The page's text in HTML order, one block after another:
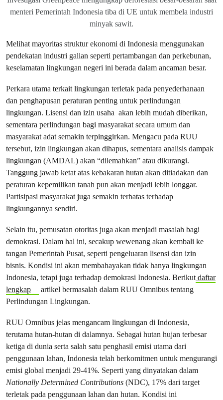
menteri Pemerintah Indonesia tiba di UE untuk membela industri
minyak sawit.
Melihat mayoritas struktur ekonomi di Indonesia menggunakan
pendekatan industri galian seperti pertambangan dan perkebunan,
keselamatan lingkungan negeri ini berada dalam ancaman besar.
Perkara utama terkait lingkungan terletak pada penyederhanaan
dan penghapusan peraturan penting untuk perlindungan
lingkungan. Lisensi dan izin usaha akan lebih mudah diberikan,
sementara perlindungan bagi masyarakat secara umum dan
masyarakat adat semakin terpinggirkan. Mengacu pada RUU
tersebut, izin lingkungan akan dihapus, sementara analisis dampak
lingkungan (AMDAL) akan “dilemahkan” atau dikurangi.
Tanggung jawab ketat atas kebakaran hutan akan ditiadakan dan
peraturan kepemilikan tanah pun akan menjadi lebih longgar.
Partisipasi masyarakat juga semakin terbatas terhadap
lingkungannya sendiri.
Selain itu, pemusatan otoritas juga akan menjadi masalah bagi
demokrasi. Dalam hal ini, secakup wewenang akan kembali ke
tangan Pemerintah Pusat, seperti pengeluaran lisensi dan izin
bisnis. Kondisi ini akan membahayakan tidak hanya lingkungan
Indonesia, tetapi juga terhadap demokrasi Indonesia. Berikutdaftar
lengkap
artikel bermasalah dalam RUU Omnibus tentang
Perlindungan Lingkungan.
RUU Omnibus jelas mengancam lingkungan di Indonesia,
terutama hutan-hutan di dalamnya. Sebagai hutan hujan terbesar
ketiga di dunia serta salah satu penghasil emisi utama dari
penggunaan lahan, Indonesia telah berkomitmen untuk mengurangi
emisi global menjadi 29-41%. Seperti yang dinyatakan dalam
Nationally Determined Contributions (NDC), 17% dari target
terletak pada penggunaan lahan dan hutan. Kondisi ini